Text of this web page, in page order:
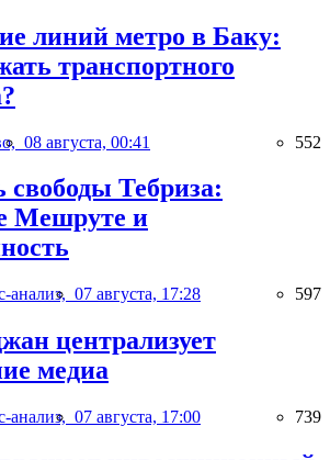
линий метро в Баку:
транспортного
08 августа, 00:41 552
свободы Тебриза:
Мешруте и
анализ, 07 августа, 17:28 597
централизует
медиа
анализ, 07 августа, 17:00 739